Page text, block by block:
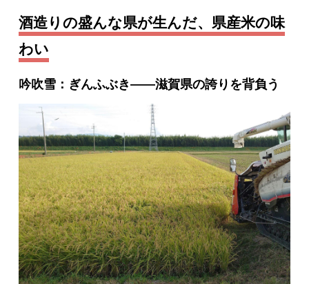
酒造りの盛んな県が生んだ、県産米の味
わい
吟吹雪：ぎんふぶき――滋賀県の誇りを背負う